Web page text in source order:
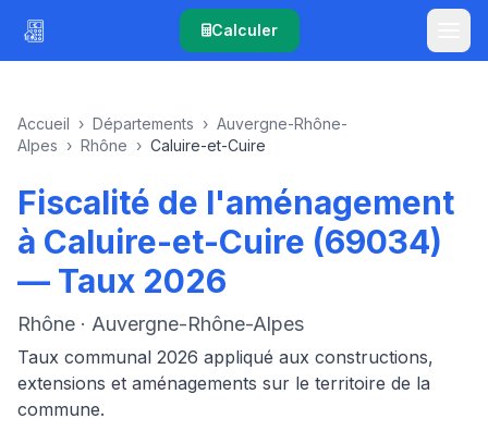
Calculer
Accueil › Départements › Auvergne-Rhône-
Alpes › Rhône › Caluire-et-Cuire
Fiscalité de l'aménagement
à Caluire-et-Cuire (69034)
— Taux 2026
Rhône · Auvergne-Rhône-Alpes
Taux communal 2026 appliqué aux constructions,
extensions et aménagements sur le territoire de la
commune.